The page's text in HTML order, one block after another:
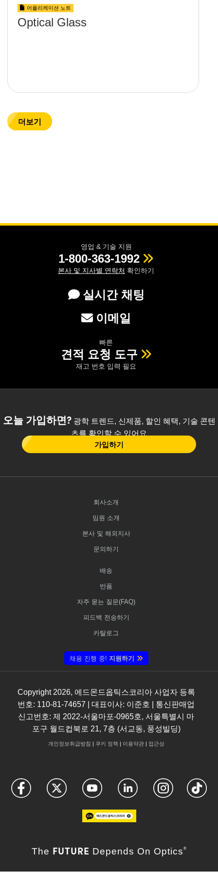
어플리케이션 노트
Optical Glass
더보기
영업 & 기술 지원
1-800-363-1992
본사 및 지사별 연락처 확인하기
실시간 채팅
이메일
빠른
견적 요청 도구
재고 번호 입력 필요
오늘 가입하면?광학 트렌드, 신제품, 할인 혜택, 기술 콘텐
츠를 확인할 수 있어요
가입하기
회사소개
임원 소개
본사 및 해외지사
문의하기
배송
반품
자주 묻는 질문(FAQ)
피드백 전송하기
카탈로그
채용 진행 중! 지원하기
Copyright 2026, 에드몬드옵틱스코리아 사업자 등록
번호: 110-81-74657 | 대표이사: 이준호 | 통신판매업
신고번호: 제 2022-서울마포-0965호, 서울특별시 마
포구 월드컵북로 21, 7층 (서교동, 풍성빌딩)
개인정보취급방침 | 쿠키 정책 | 이용약관| 접근성
The FUTURE Depends On Optics ®